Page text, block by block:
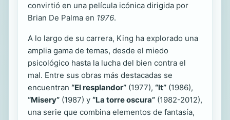
convirtió en una película icónica dirigida por
Brian De Palma en 1976.
A lo largo de su carrera, King ha explorado una
amplia gama de temas, desde el miedo
psicológico hasta la lucha del bien contra el
mal. Entre sus obras más destacadas se
encuentran “El resplandor” (1977), “It” (1986),
“Misery” (1987) y “La torre oscura” (1982-2012),
una serie que combina elementos de fantasía,